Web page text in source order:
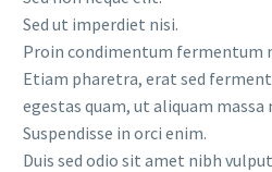
Sed ut imperdiet nisi.
Proin condimentum fermentum
Etiam pharetra, erat sed
egestas quam, ut aliquam massa
Suspendisse in orci enim.
Duis sed odio sit amet nibh